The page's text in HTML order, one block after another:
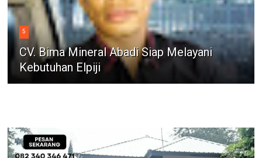
5
CV. Bima Mineral Abadi Siap Melayani
Kebutuhan Elpiji